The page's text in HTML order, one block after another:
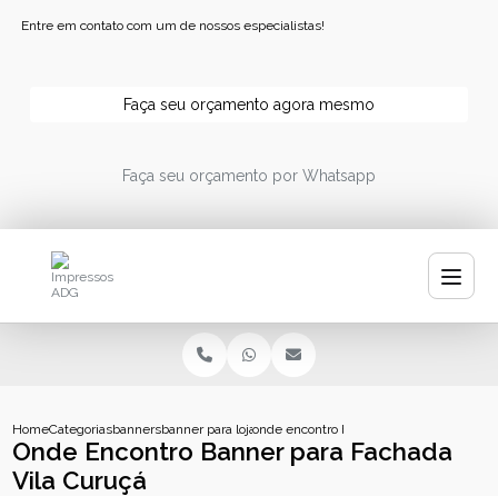
Entre em contato com um de nossos especialistas!
Faça seu orçamento agora mesmo
Faça seu orçamento por Whatsapp
HomeCategoriasbannersbanner para lojaonde encontro banner para fachada vila
Onde Encontro Banner para Fachada
Vila Curuçá